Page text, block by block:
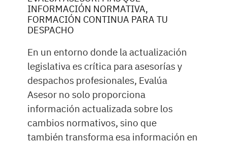
INFORMACIÓN NORMATIVA,
FORMACIÓN CONTINUA PARA TU
DESPACHO
En un entorno donde la actualización
legislativa es crítica para asesorías y
despachos profesionales, Evalúa
Asesor no solo proporciona
información actualizada sobre los
cambios normativos, sino que
también transforma esa información en